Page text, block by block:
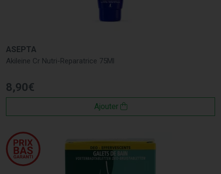
ASEPTA
Akileine Cr Nutri-Reparatrice 75Ml
8,90€
Ajouter